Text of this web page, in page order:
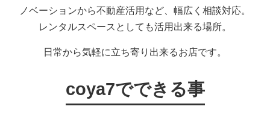
ノベーションから不動産活用など、幅広く相談対応。
レンタルスペースとしても活用出来る場所。
日常から気軽に立ち寄り出来るお店です。
coya7でできる事